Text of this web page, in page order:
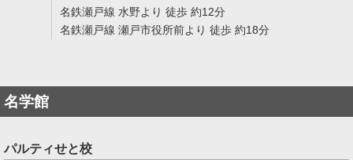
名鉄瀬戸線 水野より 徒歩 約12分
名鉄瀬戸線 瀬戸市役所前より 徒歩 約18分
名学館
パルティせと校